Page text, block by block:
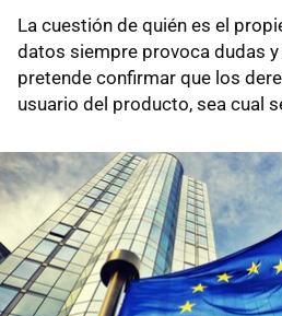
La cuestión de quién es el
datos siempre provoca dudas
pretende confirmar que los
usuario del producto, sea cual